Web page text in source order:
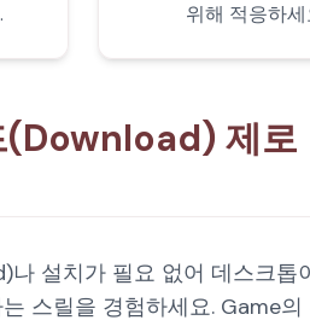
위해 적응하세
(Download) 제로
설치가 필요 없어 데스크톱
스릴을 경험하세요. Game